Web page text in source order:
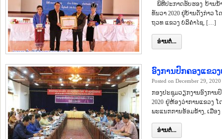
ພິທີປະກາດຮັບຮອງ ບ້ານນ້
ທັນວາ 2020 ຢູ່ບ້ານດັ່ງກ່າວ
ຖວທ ແຂວງ ບໍລິຄຳໄຊ, […]
ອ່ານຕໍ່...
ອົງການປົກຄອງແຂວງ
Posted on December 29, 2020
ກອງປະຊຸມວຽກງານອົງການ
2020 ຢູ່ຫ້ອງວ່າການແຂວງ
ພະແນກການອ້ອມຂ້າງ, ເມືອ
ອ່ານຕໍ່...